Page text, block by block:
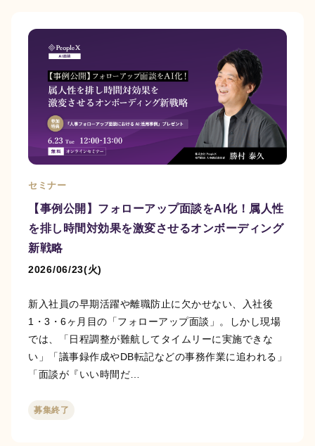
セミナー
【事例公開】フォローアップ面談をAI化！属人性
を排し時間対効果を激変させるオンボーディング
新戦略
2026/06/23(火)
新入社員の早期活躍や離職防止に欠かせない、入社後
1・3・6ヶ月目の「フォローアップ面談」。しかし現場
では、「日程調整が難航してタイムリーに実施できな
い」「議事録作成やDB転記などの事務作業に追われる」
「面談が『いい時間だ…
募集終了